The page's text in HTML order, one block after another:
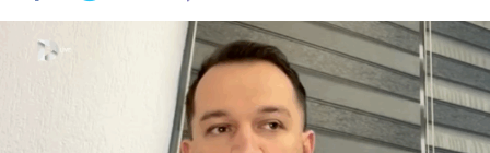
Art Jete